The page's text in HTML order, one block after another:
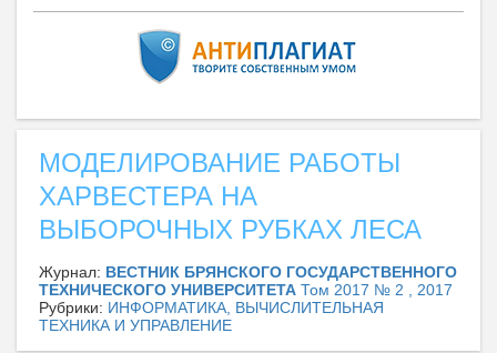
МОДЕЛИРОВАНИЕ РАБОТЫ
ХАРВЕСТЕРА НА
ВЫБОРОЧНЫХ РУБКАХ ЛЕСА
Журнал: ВЕСТНИК БРЯНСКОГО ГОСУДАРСТВЕННОГО
ТЕХНИЧЕСКОГО УНИВЕРСИТЕТА Том 2017 № 2 , 2017
Рубрики: ИНФОРМАТИКА, ВЫЧИСЛИТЕЛЬНАЯ
ТЕХНИКА И УПРАВЛЕНИЕ